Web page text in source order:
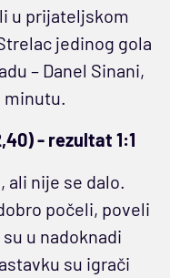
u prijateljskom
jedinog gola
– Danel Sinani,
minutu.
- rezultat 1:1
ali nije se dalo.
počeli, poveli
u nadoknadi
su igrači